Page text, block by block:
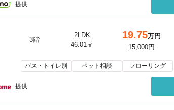
提供
3階
2LDK
46.01㎡
19.75万円
15,000円
バス・トイレ別 ペット相談 フローリング
提供